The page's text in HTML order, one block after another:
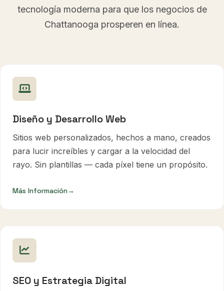
tecnología moderna para que los negocios de
Chattanooga prosperen en línea.
Diseño y Desarrollo Web
Sitios web personalizados, hechos a mano, creados
para lucir increíbles y cargar a la velocidad del
rayo. Sin plantillas — cada píxel tiene un propósito.
Más Información→
SEO y Estrategia Digital